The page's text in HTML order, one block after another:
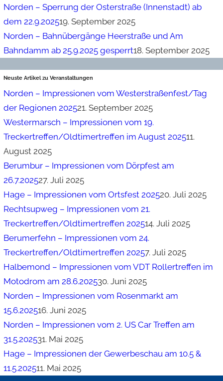
Norden – Sperrung der Osterstraße (Innenstadt) ab
dem 22.9.202519. September 2025
Norden – Bahnübergänge Heerstraße und Am
Bahndamm ab 25.9.2025 gesperrt18. September 2025
Neuste Artikel zu Veranstaltungen
Norden – Impressionen vom Westerstraßenfest/Tag
der Regionen 202521. September 2025
Westermarsch – Impressionen vom 19.
Treckertreffen/Oldtimertreffen im August 202511.
August 2025
Berumbur – Impressionen vom Dörpfest am
26.7.202527. Juli 2025
Hage – Impressionen vom Ortsfest 202520. Juli 2025
Rechtsupweg – Impressionen vom 21.
Treckertreffen/Oldtimertreffen 202514. Juli 2025
Berumerfehn – Impressionen vom 24.
Treckertreffen/Oldtimertreffen 20257. Juli 2025
Halbemond – Impressionen vom VDT Rollertreffen im
Motodrom am 28.6.202530. Juni 2025
Norden – Impressionen vom Rosenmarkt am
15.6.202516. Juni 2025
Norden – Impressionen vom 2. US Car Treffen am
31.5.202531. Mai 2025
Hage – Impressionen der Gewerbeschau am 10.5 &
11.5.202511. Mai 2025